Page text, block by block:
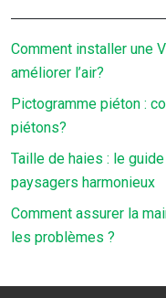
Comment installer une
améliorer l’air?
Pictogramme piéton :
piétons?
Taille de haies : le
paysagers harmonieux
Comment assurer la
les problèmes ?